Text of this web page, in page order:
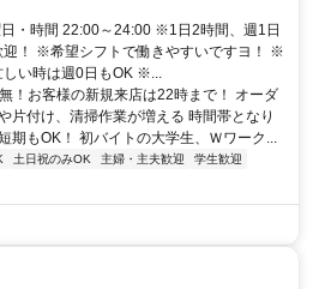
・時間 22:00～24:00 ※1日2時間、週1日
！ ※希望シフトで働きやすいですヨ！ ※
い時は週0日もOK ※...
！お客様の新規来店は22時まで！ オーダ
片付け、清掃作業が増える 時間帯となり
期もOK！ 初バイトの大学生、Ｗワーク...
土日祝のみOK 主婦・主夫歓迎
学生歓迎